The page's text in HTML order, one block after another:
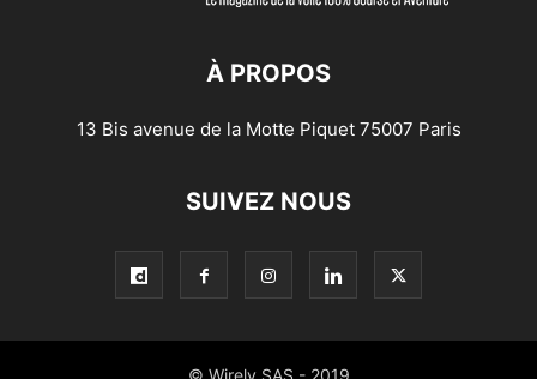
À PROPOS
13 Bis avenue de la Motte Piquet 75007 Paris
SUIVEZ NOUS
© Wirely SAS - 2019